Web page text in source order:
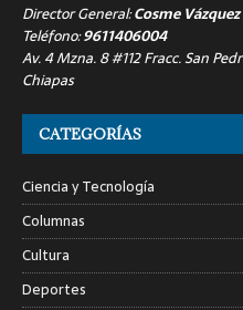
Director General:Cosme Vázquez
Teléfono:9611406004
Av. 4 Mzna. 8 #112 Fracc. San
Chiapas
CATEGORÍAS
Ciencia y Tecnología
Columnas
Cultura
Deportes